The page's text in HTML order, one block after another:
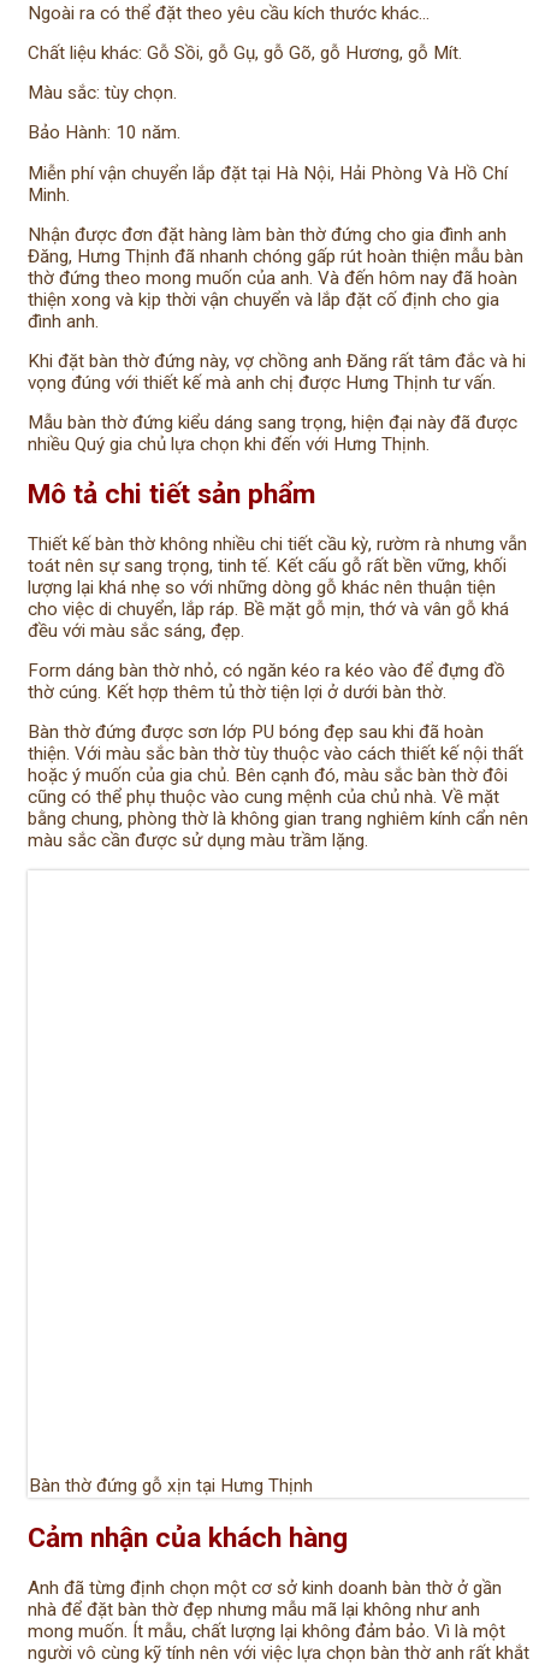
Ngoài ra có thể đặt theo yêu cầu kích thước khác…
Chất liệu khác: Gỗ Sồi, gỗ Gụ, gỗ Gõ, gỗ Hương, gỗ Mít.
Màu sắc: tùy chọn.
Bảo Hành: 10 năm.
Miễn phí vận chuyển lắp đặt tại Hà Nội, Hải Phòng Và Hồ Chí
Minh.
Nhận được đơn đặt hàng làm bàn thờ đứng cho gia đình anh
Đăng, Hưng Thịnh đã nhanh chóng gấp rút hoàn thiện mẫu bàn
thờ đứng theo mong muốn của anh. Và đến hôm nay đã hoàn
thiện xong và kịp thời vận chuyển và lắp đặt cố định cho gia
đình anh.
Khi đặt bàn thờ đứng này, vợ chồng anh Đăng rất tâm đắc và hi
vọng đúng với thiết kế mà anh chị được Hưng Thịnh tư vấn.
Mẫu bàn thờ đứng kiểu dáng sang trọng, hiện đại này đã được
nhiều Quý gia chủ lựa chọn khi đến với Hưng Thịnh.
Mô tả chi tiết sản phẩm
Thiết kế bàn thờ không nhiều chi tiết cầu kỳ, rườm rà nhưng vẫn
toát nên sự sang trọng, tinh tế. Kết cấu gỗ rất bền vững, khối
lượng lại khá nhẹ so với những dòng gỗ khác nên thuận tiện
cho việc di chuyển, lắp ráp. Bề mặt gỗ mịn, thớ và vân gỗ khá
đều với màu sắc sáng, đẹp.
Form dáng bàn thờ nhỏ, có ngăn kéo ra kéo vào để đựng đồ
thờ cúng. Kết hợp thêm tủ thờ tiện lợi ở dưới bàn thờ.
Bàn thờ đứng được sơn lớp PU bóng đẹp sau khi đã hoàn
thiện. Với màu sắc bàn thờ tùy thuộc vào cách thiết kế nội thất
hoặc ý muốn của gia chủ. Bên cạnh đó, màu sắc bàn thờ đôi
cũng có thể phụ thuộc vào cung mệnh của chủ nhà. Về mặt
bằng chung, phòng thờ là không gian trang nghiêm kính cẩn nên
màu sắc cần được sử dụng màu trầm lặng.
Bàn thờ đứng gỗ xịn tại Hưng Thịnh
Cảm nhận của khách hàng
Anh đã từng định chọn một cơ sở kinh doanh bàn thờ ở gần
nhà để đặt bàn thờ đẹp nhưng mẫu mã lại không như anh
mong muốn. Ít mẫu, chất lượng lại không đảm bảo. Vì là một
người vô cùng kỹ tính nên với việc lựa chọn bàn thờ anh rất khắt